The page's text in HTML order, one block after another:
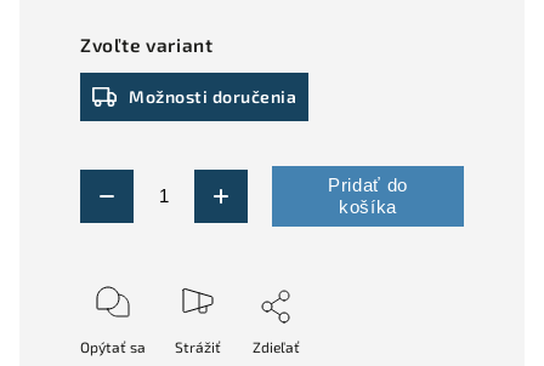
Zvoľte variant
Možnosti doručenia
Pridať do
košíka
Opýtať sa Strážiť Zdieľať